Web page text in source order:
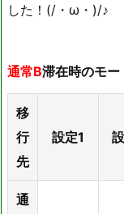
した！(/・ω・)/♪
通常B滞在時のモ
移
行
先
設定1
通